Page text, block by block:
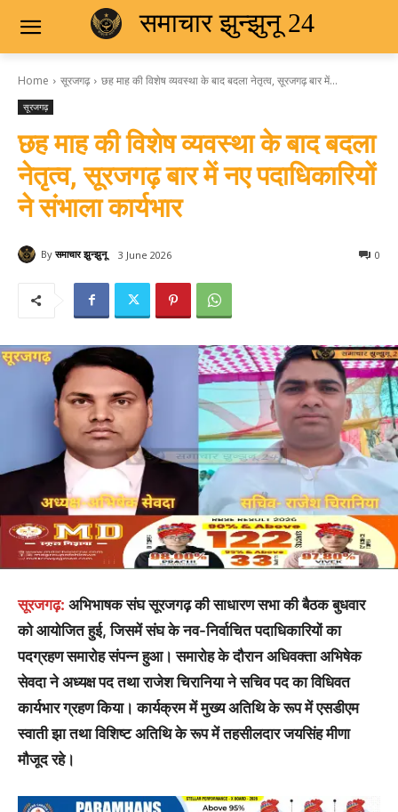
समाचार झुन्झुनू 24
Home सूरजगढ़ छह माह की विशेष व्यवस्था के बाद बदला नेतृत्व, सूरजगढ़ बार में...
सूरजगढ़
छह माह की विशेष व्यवस्था के बाद बदला
नेतृत्व, सूरजगढ़ बार में नए पदाधिकारियों
ने संभाला कार्यभार
By समाचार झुन्झुनू 3 June 2026 0
सूरजगढ़: अभिभाषक संघ सूरजगढ़ की साधारण सभा की बैठक बुधवार
को आयोजित हुई, जिसमें संघ के नव-निर्वाचित पदाधिकारियों का
पदग्रहण समारोह संपन्न हुआ। समारोह के दौरान अधिवक्ता अभिषेक
सेवदा ने अध्यक्ष पद तथा राजेश चिरानिया ने सचिव पद का विधिवत
कार्यभार ग्रहण किया। कार्यक्रम में मुख्य अतिथि के रूप में एसडीएम
स्वाती झा तथा विशिष्ट अतिथि के रूप में तहसीलदार जयसिंह मीणा
मौजूद रहे।